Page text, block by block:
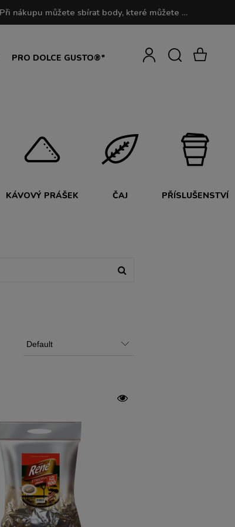
POZOR! V současné době zpracováváme objednávky do 2 dnů. Při objednávkách nad 190 PLN je doprava zdarma! | Při nákupu můžete sbírat body, které můžete později vyměnit za svou oblíbenou kávu!
PRO DOLCE GUSTO®*
KÁVOVÝ PRÁŠEK ČAJ PŘÍSLUŠENSTVÍ